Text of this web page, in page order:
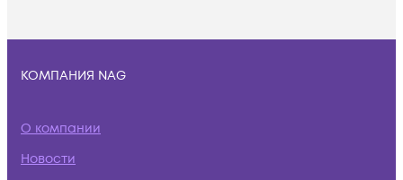
КОМПАНИЯ NAG
О компании
Новости